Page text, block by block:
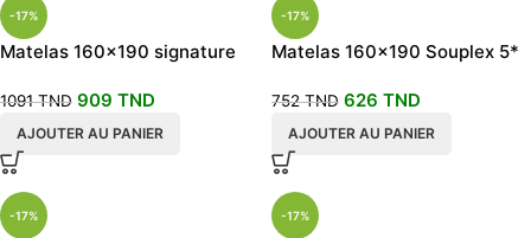
-17%
Matelas 160×190 signature
1091TND 909 TND
AJOUTER AU PANIER
-17%
Matelas 160×190 Souplex 5*
752TND 626 TND
AJOUTER AU PANIER
-17% -17%